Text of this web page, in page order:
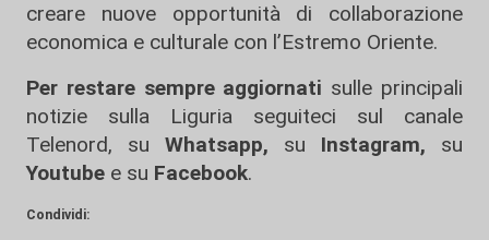
creare nuove opportunità di collaborazione
economica e culturale con l’Estremo Oriente.
Per restare sempre aggiornati sulle principali
notizie sulla Liguria seguiteci sul canale
Telenord, su
Whatsapp, su Instagram, su
Youtube e su Facebook.
Condividi: